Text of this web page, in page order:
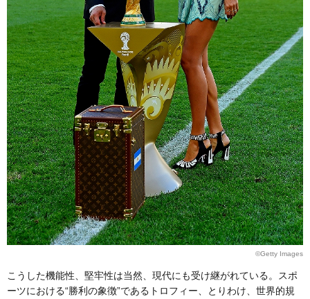
©Getty Images
こうした機能性、堅牢性は当然、現代にも受け継がれている。スポ
ーツにおける“勝利の象徴”であるトロフィー、とりわけ、世界的規